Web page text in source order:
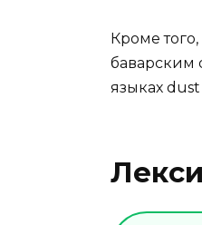
Кроме
баварским
языках